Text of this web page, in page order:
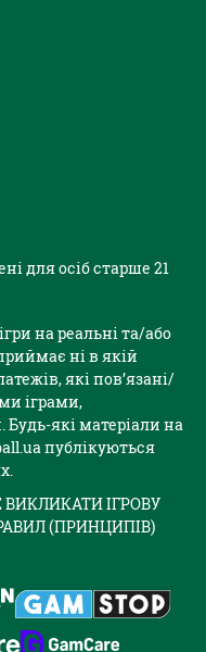
для осіб старше 21
на реальні та/або
ні в якій
які пов’язані/
іграми,
які матеріали на
публікуються
ІГРОВУ
(ПРИНЦИПІВ)